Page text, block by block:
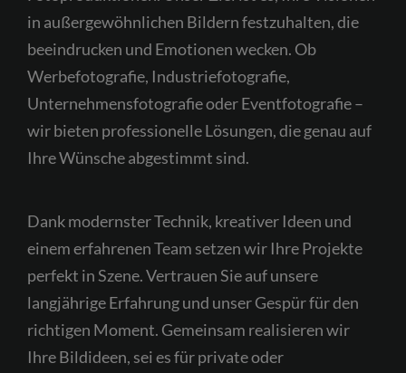
in außergewöhnlichen Bildern festzuhalten, die
beeindrucken und Emotionen wecken. Ob
Werbefotografie, Industriefotografie,
Unternehmensfotografie oder Eventfotografie –
wir bieten professionelle Lösungen, die genau auf
Ihre Wünsche abgestimmt sind.
Dank modernster Technik, kreativer Ideen und
einem erfahrenen Team setzen wir Ihre Projekte
perfekt in Szene. Vertrauen Sie auf unsere
langjährige Erfahrung und unser Gespür für den
richtigen Moment. Gemeinsam realisieren wir
Ihre Bildideen, sei es für private oder